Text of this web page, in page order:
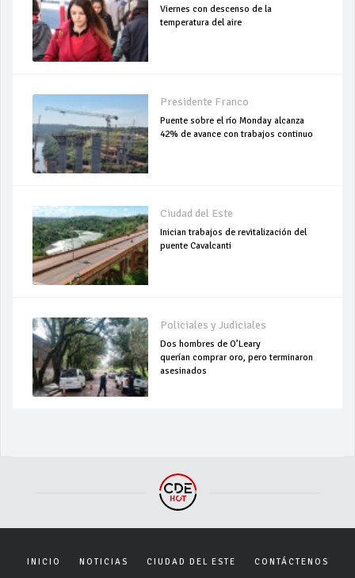
Viernes con descenso de la
temperatura del aire
Presidente Franco
Puente sobre el río Monday alcanza
42% de avance con trabajos continuo
Ciudad del Este
Inician trabajos de revitalización del
puente Cavalcanti
Policiales y Judiciales
Dos hombres de O’Leary
querían comprar oro, pero terminaron
asesinados
INICIO NOTICIAS CIUDAD DEL ESTE CONTÁCTENOS